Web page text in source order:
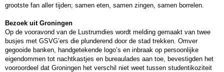
grootste fan aller tijden; samen eten, samen zingen, samen borrelen.
Bezoek uit Groningen
Op de vooravond van de Lustrumdies wordt melding gemaakt van twee
busjes met GSVG’ers die plunderend door de stad trekken. Omver
gegooide banken, handgetekende logo’s en inbraak op persoonlijke
eigendommen tot nachtkastjes en bureaulades aan toe, bevestigden het
vooroordeel dat Groningen het verschil niet weet tussen studentikoziteit